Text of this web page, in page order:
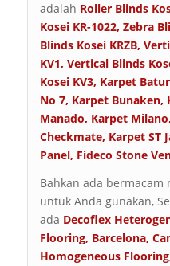
adalah Roller Blinds
Kosei KR-1022, Zebra
Blinds Kosei KRZB,
KV1, Vertical Blinds
Kosei KV3, Karpet Batur
No 7, Karpet Bunaken,
Manado, Karpet Milano,
Checkmate, Karpet ST
Panel, Fideco Stone
Bahkan ada bermacam
untuk Anda gunakan,
ada Decoflex
Flooring, Barcelona,
Homogeneous Flooring